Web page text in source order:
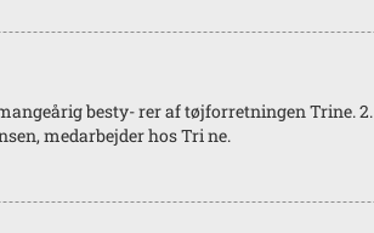
besty- rer af tøjforretningen Trine. 2.
medarbejder hos Tri ne.